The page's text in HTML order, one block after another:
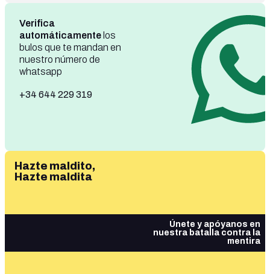
Verifica
automáticamente los
bulos que te mandan en
nuestro número de
whatsapp
+34 644 229 319
Hazte maldito,
Hazte maldita
Únete y apóyanos en
nuestra batalla contra la
mentira